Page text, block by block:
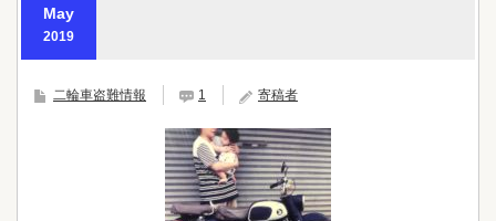
May
2019
二輪車盗難情報 1 寄稿者